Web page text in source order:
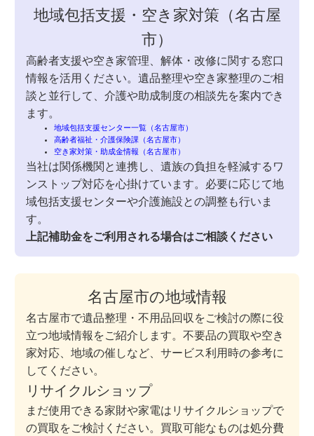
地域包括支援・空き家対策（名古屋
市）
高齢者支援や空き家管理、解体・改修に関する窓口
情報を活用ください。遺品整理や空き家整理のご相
談と並行して、介護や助成制度の相談先を案内でき
ます。
地域包括支援センター一覧（名古屋市）
高齢者福祉・介護保険課（名古屋市）
空き家対策・助成金情報（名古屋市）
当社は関係機関と連携し、遺族の負担を軽減するワ
ンストップ対応を心掛けています。必要に応じて地
域包括支援センターや介護施設との調整も行いま
す。
上記補助金をご利用される場合はご相談ください
名古屋市の地域情報
名古屋市で遺品整理・不用品回収をご検討の際に役
立つ地域情報をご紹介します。不要品の買取や空き
家対応、地域の催しなど、サービス利用時の参考に
してください。
リサイクルショップ
まだ使用できる家財や家電はリサイクルショップで
の買取をご検討ください。買取可能なものは処分費